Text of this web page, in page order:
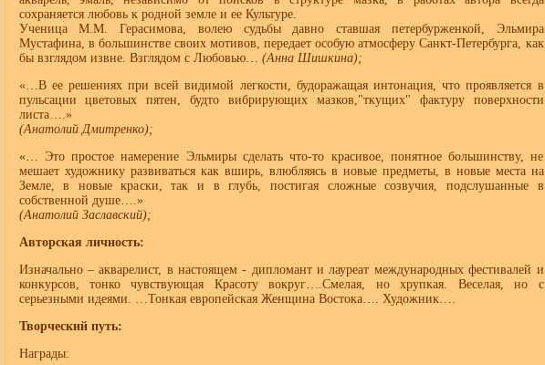
сохраняется любовь к родной земле и ее Культуре.
Ученица М.М. Герасимова, волею судьбы давно ставшая петербурженкой, Эльмира
Мустафина, в большинстве своих мотивов, передает особую атмосферу Санкт-Петербурга, как
бы взглядом извне. Взглядом с Любовью… (Анна Шишкина);
«…В ее решениях при всей видимой легкости, будоражащая интонация, что проявляется в
пульсации цветовых пятен, будто вибрирующих мазков,"ткущих" фактуру поверхности
листа….»
(Анатолий Дмитренко);
«… Это простое намерение Эльмиры сделать что-то красивое, понятное большинству, не
мешает художнику развиваться как вширь, влюбляясь в новые предметы, в новые места на
Земле, в новые краски, так и в глубь, постигая сложные созвучия, подслушанные в
собственной душе….»
(Анатолий Заславский);
Авторская личность:
Изначально – акварелист, в настоящем - дипломант и лауреат международных фестивалей и
конкурсов, тонко чувствующая Красоту вокруг….Смелая, но хрупкая. Веселая, но с
серьезными идеями. …Тонкая европейская Женщина Востока…. Художник….
Творческий путь:
Награды: